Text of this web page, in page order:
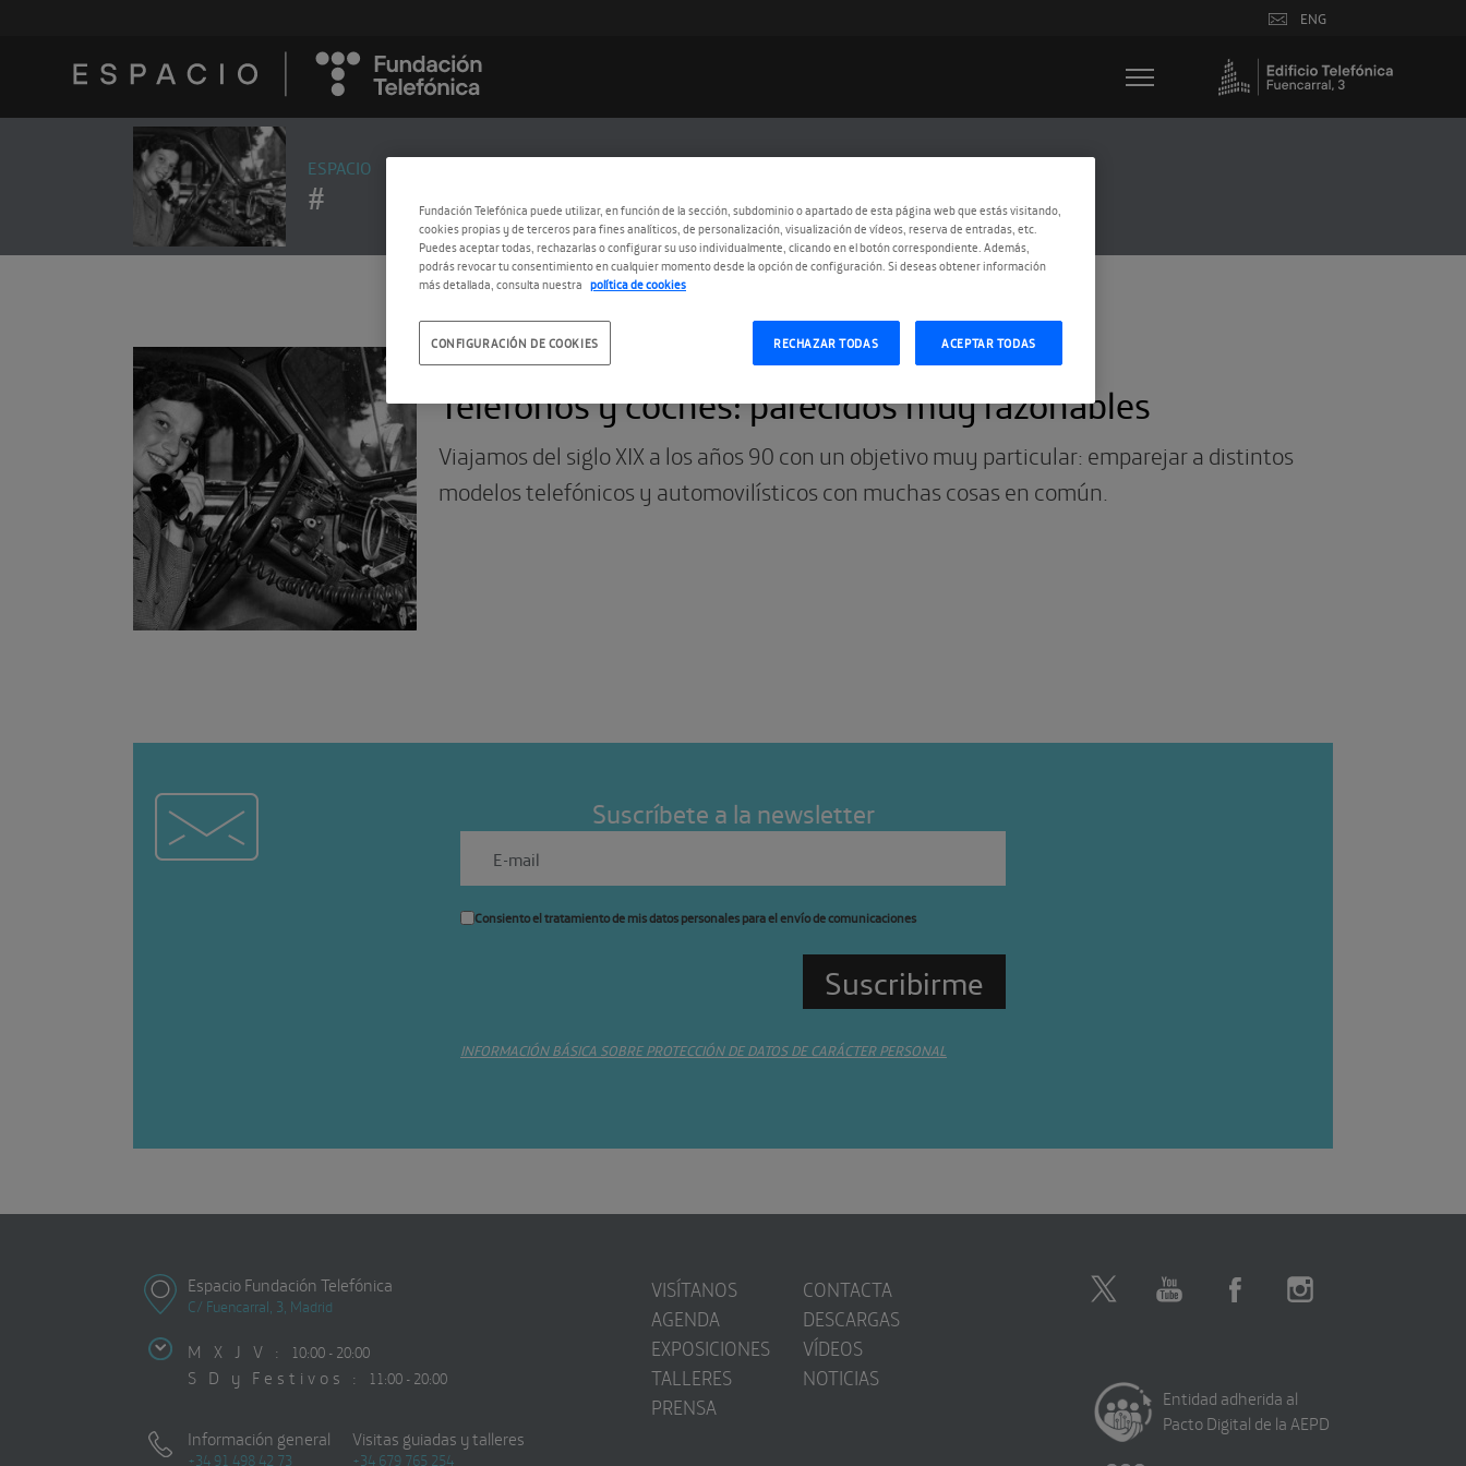
ENG
ESPACIO
#
17.03.2016
Teléfonos y coches: parecidos muy razonables
Viajamos del siglo XIX a los años 90 con un objetivo muy particular: emparejar a distintos
modelos telefónicos y automovilísticos con muchas cosas en común.
Suscríbete a la newsletter
Consiento el tratamiento de mis datos personales para el envío de comunicaciones
INFORMACIÓN BÁSICA SOBRE PROTECCIÓN DE DATOS DE CARÁCTER PERSONAL
Espacio Fundación Telefónica
C/ Fuencarral, 3, Madrid
M X J V : 10:00 - 20:00
S D y Festivos : 11:00 - 20:00
Información general
+34 91 498 42 73
Visitas guiadas y talleres
+34 679 765 254
VISÍTANOS
AGENDA
EXPOSICIONES
TALLERES
PRENSA
CONTACTA
DESCARGAS
VÍDEOS
NOTICIAS
Entidad adherida al
Pacto Digital de la AEPD
Fundación Telefónica puede utilizar, en función de la sección, subdominio o apartado de esta página web que estás visitando,
cookies propias y de terceros para fines analíticos, de personalización, visualización de vídeos, reserva de entradas, etc.
Puedes aceptar todas, rechazarlas o configurar su uso individualmente, clicando en el botón correspondiente. Además,
podrás revocar tu consentimiento en cualquier momento desde la opción de configuración. Si deseas obtener información
más detallada, consulta nuestra política de cookies
RECHAZAR TODAS ACEPTAR TODAS
CONFIGURACIÓN DE COOKIES